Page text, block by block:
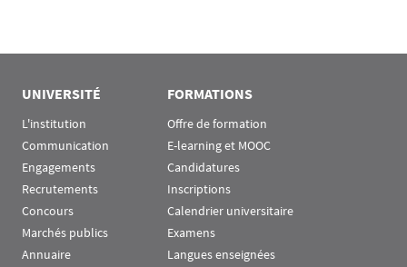
UNIVERSITÉ
L'institution
Communication
Engagements
Recrutements
Concours
Marchés publics
Annuaire
FORMATIONS
Offre de formation
E-learning et MOOC
Candidatures
Inscriptions
Calendrier universitaire
Examens
Langues enseignées